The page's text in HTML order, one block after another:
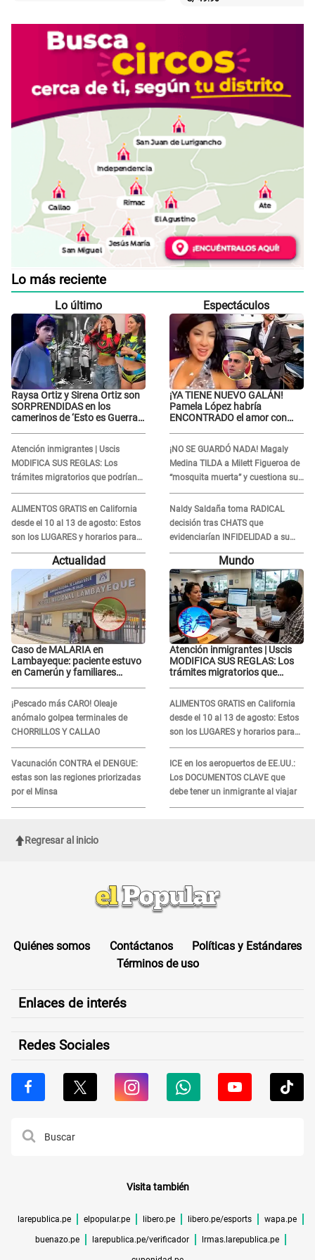
Lo más reciente
Lo último
Raysa Ortiz y Sirena Ortiz son
SORPRENDIDAS en los
camerinos de ‘Esto es Guerra’
Gabriel Moisés: “Gracias”
Atención inmigrantes | Uscis
MODIFICA SUS REGLAS: Los
trámites migratorios que podrían
necesitar tu prueba de ADN
ALIMENTOS GRATIS en California
desde el 10 al 13 de agosto: Estos
son los LUGARES y horarios para
recibir la ayuda
Espectáculos
¡YA TIENE NUEVO GALÁN!
Pamela López habría
ENCONTRADO el amor con
¡NO SE GUARDÓ NADA! Magaly
Medina TILDA a Milett Figueroa de
“mosquita muerta” y cuestiona su
RECONCILIACIÓN con Marcelo
Tinelli en TV argentina
Naldy Saldaña toma RADICAL
decisión tras CHATS que
evidenciarían INFIDELIDAD a su
novio con animador de 'La Bella
Luz': "Un día..."
Actualidad
Caso de MALARIA en
Lambayeque: paciente estuvo
en Camerún y familiares
¡Pescado más CARO! Oleaje
anómalo golpea terminales de
CHORRILLOS Y CALLAO
Vacunación CONTRA el DENGUE:
estas son las regiones priorizadas
por el Minsa
Mundo
Atención inmigrantes | Uscis
MODIFICA SUS REGLAS: Los
trámites migratorios que
ALIMENTOS GRATIS en California
desde el 10 al 13 de agosto: Estos
son los LUGARES y horarios para
recibir la ayuda
ICE en los aeropuertos de EE.UU.:
Los DOCUMENTOS CLAVE que
debe tener un inmigrante al viajar
Regresar al inicio
Quiénes somos Contáctanos
Políticas y Estándares
Términos de uso
Enlaces de interés
Redes Sociales
Visita también
larepublica.pe elpopular.pe libero.pe libero.pe/esports wapa.pe
buenazo.pe larepublica.pe/verificador lrmas.larepublica.pe